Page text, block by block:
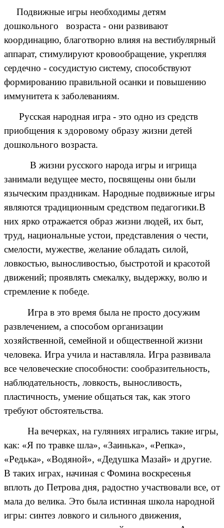
Подвижные игры необходимы детям
дошкольного возраста - они развивают
координацию, благотворно влияя на вестибулярный
аппарат, стимулируют кровообращение, укрепляя
сердечно - сосудистую систему, способствуют
формированию правильной осанки и повышению
иммунитета к заболеваниям.
Русская народная игра - это одно из средств
приобщения к здоровому образу жизни детей
дошкольного возраста.
В жизни русского народа игры и игрища
занимали ведущее место, посвящены они были
языческим праздникам. Народные подвижные игры
являются традиционным средством педагогики.В
них ярко отражается образ жизни людей, их быт,
труд, национальные устои, представления о чести,
смелости, мужестве, желание обладать силой,
ловкостью, выносливостью, быстротой и красотой
движений; проявлять смекалку, выдержку, волю и
стремление к победе.
Игра в это время была не просто досужим
развлечением, а способом организации
хозяйственной, семейной и общественной жизни
человека. Игра учила и наставляла. Игра развивала
все человеческие способности: сообразительность,
наблюдательность, ловкость, выносливость,
пластичность, умение общаться так, как этого
требуют обстоятельства.
На вечерках, на гуляниях игрались такие игры,
как: «Я по травке шла», «Заинька», «Репка»,
«Редька», «Водяной», «Дедушка Мазай» и другие.
В таких играх, начиная с Фомина воскресенья
вплоть до Петрова дня, радостно участвовали все, от
мала до велика. Это была истинная школа народной
игры: синтез ловкого и сильного движения,